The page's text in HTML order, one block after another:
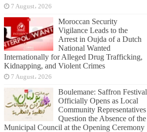
7 August، 2026
Moroccan Security
Vigilance Leads to the
Arrest in Oujda of a Dutch
National Wanted
Internationally for Alleged Drug Trafficking,
Kidnapping, and Violent Crimes
7 August، 2026
Boulemane: Saffron Festival
Officially Opens as Local
Community Representatives
Question the Absence of the
Municipal Council at the Opening Ceremony